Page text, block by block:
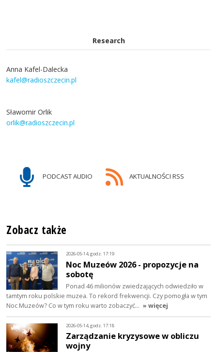
Research
Anna Kafel-Dalecka
kafel@radioszczecin.pl
Sławomir Orlik
orlik@radioszczecin.pl
PODCAST AUDIO AKTUALNOŚCI RSS
Zobacz także
2026-05-14, godz. 17:19
Noc Muzeów 2026 - propozycje na
sobotę
Ponad 46 milionów zwiedzających odwiedziło w
tamtym roku polskie muzea. To rekord frekwencji. Czy pomogła w tym
Noc Muzeów? Co w tym roku warto zobaczyć… » więcej
2026-05-14, godz. 17:18
Zarządzanie kryzysowe w obliczu
wojny